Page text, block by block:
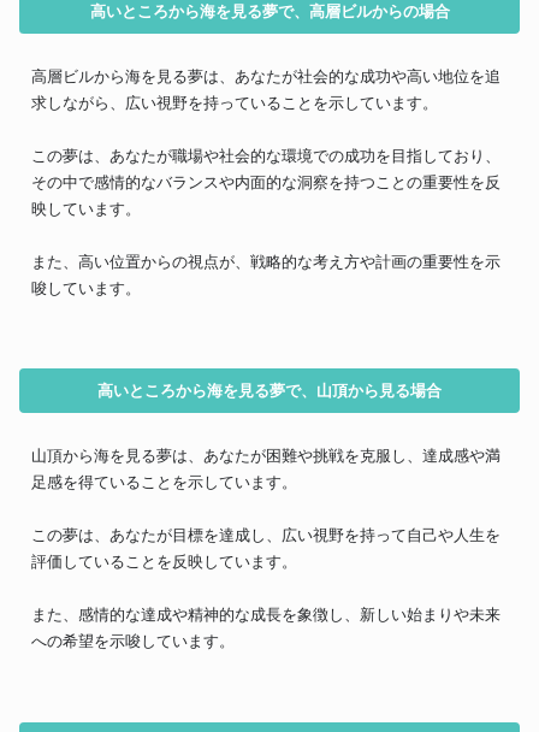
高いところから海を見る夢で、高層ビルからの場合
高層ビルから海を見る夢は、あなたが社会的な成功や高い地位を追
求しながら、広い視野を持っていることを示しています。
この夢は、あなたが職場や社会的な環境での成功を目指しており、
その中で感情的なバランスや内面的な洞察を持つことの重要性を反
映しています。
また、高い位置からの視点が、戦略的な考え方や計画の重要性を示
唆しています。
高いところから海を見る夢で、山頂から見る場合
山頂から海を見る夢は、あなたが困難や挑戦を克服し、達成感や満
足感を得ていることを示しています。
この夢は、あなたが目標を達成し、広い視野を持って自己や人生を
評価していることを反映しています。
また、感情的な達成や精神的な成長を象徴し、新しい始まりや未来
への希望を示唆しています。